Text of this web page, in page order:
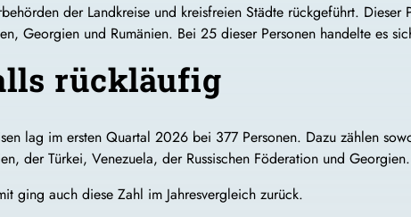
der Landkreise und kreisfreien Städte rückgeführt. Dieser
Georgien und Rumänien. Bei 25 dieser Personen handelte es
rückläufig
lag im ersten Quartal 2026 bei 377 Personen. Dazu zählen
der Türkei, Venezuela, der Russischen Föderation und Georgien.
ging auch diese Zahl im Jahresvergleich zurück.